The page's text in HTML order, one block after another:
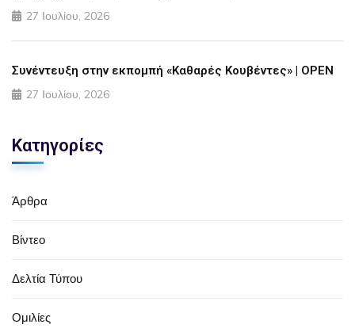
27 Ιουλίου, 2026
Συνέντευξη στην εκπομπή «Καθαρές Κουβέντες» | OPEN
27 Ιουλίου, 2026
Κατηγορίες
Άρθρα
Βίντεο
Δελτία Τύπου
Ομιλίες